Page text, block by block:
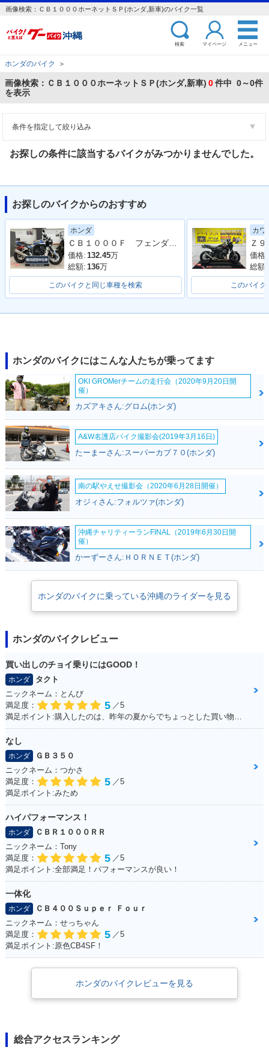
画像検索：ＣＢ１０００ホーネットＳＰ(ホンダ,新車)のバイク一覧
検索 マイページ メニュー
ホンダのバイク ＞
画像検索：ＣＢ１０００ホーネットＳＰ(ホンダ,新車) 0件中 0～0件
を表示
条件を指定して絞り込み
お探しの条件に該当するバイクがみつかりませんでした。
お探しのバイクからのおすすめ
ホンダ
ＣＢ１０００Ｆ フェンダーレスキット装着車両
価格: 132.45万
総額: 136万
このバイクと同じ車種を検索
カワ
価格:
総額:
このバイク
ホンダのバイクにはこんな人たちが乗ってます
OKI GROMerチームの走行会（2020年9月20日開
催）
カズアキさん:グロム(ホンダ)
A&W名護店バイク撮影会(2019年3月16日)
たーまーさん:スーパーカブ７０(ホンダ)
南の駅やえせ撮影会（2020年6月28日開催）
オジィさん:フォルツァ(ホンダ)
沖縄チャリティーランFINAL（2019年6月30日開
催）
かーずーさん:ＨＯＲＮＥＴ(ホンダ)
ホンダのバイクに乗っている沖縄のライダーを見る
ホンダのバイクレビュー
買い出しのチョイ乗りにはGOOD！
ホンダ
タクト
ニックネーム：とんび
満足度：
5 ／5
なし
ホンダ
ＧＢ３５０
ニックネーム：つかさ
満足度：
5 ／5
満足ポイント:みため
ハイパフォーマンス！
ホンダ
ＣＢＲ１０００ＲＲ
ニックネーム：Tony
満足度：
5 ／5
満足ポイント:全部満足！パフォーマンスが良い！
一体化
ホンダ
ＣＢ４００Ｓｕｐｅｒ Ｆｏｕｒ
ニックネーム：せっちゃん
満足度：
5 ／5
満足ポイント:原色CB4SF！
ホンダのバイクレビューを見る
総合アクセスランキング